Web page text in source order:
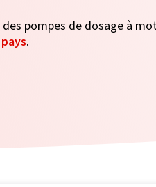
pompes de dosage à
pays.